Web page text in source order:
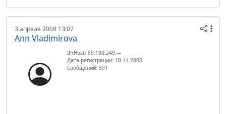
3 апреля 2009 13:07
Ann Vladimirova
IP/Host: 89.190.249.---
Дата регистрации: 10.11.2008
Сообщений: 591